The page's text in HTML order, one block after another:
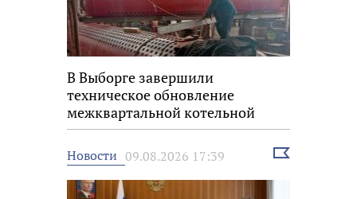
В Выборге завершили
техническое обновление
межквартальной котельной
Новости 09.08.2026 17:39
Выбрать